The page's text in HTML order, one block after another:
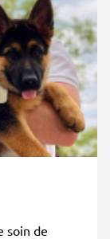
soin de